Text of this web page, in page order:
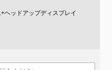
ヘッドアップディスプレイ